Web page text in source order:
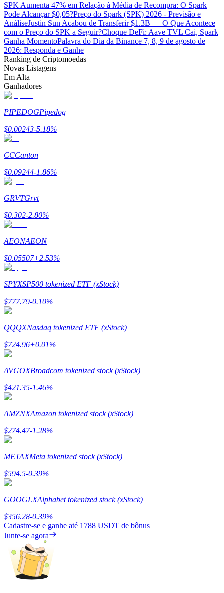
Até 65% de comissões!
Indicação
Convide um amigo para receber recompensas em dinheiro
BTC Welcome Rewards
BTC Welcome Rewards
Deposit & Trade BTC to Share 25000 USDT prize pool!
Deposit CASHCAT & Win
Share 500000 CASHCAT prize pool
Exclusive for BitMart Users
Register & Trade to Win 500,000 USDT
Precious Metals Trading Carnival
Trade Gold & Silver · 33,333 USDT Bonus
SPK Aumenta 47% em Relação à Média de Recompra: O Spark
Pode Alcançar $0,05?Preço do Spark (SPK) 2026 - Previsão e
AnáliseJustin Sun Acabou de Transferir $1.3B — O Que Acontece
com o Preço do SPK a Seguir?Choque DeFi: Aave TVL Cai, Spark
Ganha MomentoPalavra do Dia da Binance 7, 8, 9 de agosto de
2026: Responda e Ganhe
Ranking de Criptomoedas
Novas Listagens
Em Alta
Ganhadores
PIPEDOGPipedog
$0.00243-5.18%
CCCanton
$0.09244-1.86%
GRVTGrvt
$0.302-2.80%
AEONAEON
$0.05507+2.53%
SPYXSP500 tokenized ETF (xStock)
$777.79-0.10%
QQQXNasdaq tokenized ETF (xStock)
$724.96+0.01%
AVGOXBroadcom tokenized stock (xStock)
$421.35-1.46%
AMZNXAmazon tokenized stock (xStock)
$274.47-1.28%
METAXMeta tokenized stock (xStock)
$594.5-0.39%
GOOGLXAlphabet tokenized stock (xStock)
$356.28-0.39%
Cadastre-se e ganhe até 1788 USDT de bônus
Junte-se agora